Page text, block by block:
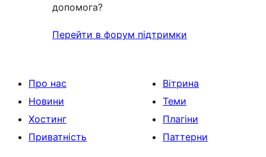
допомога?
Перейти в форум підтримки
Про нас
Новини
Хостинг
Приватність
Вітрина
Теми
Плагіни
Паттерни